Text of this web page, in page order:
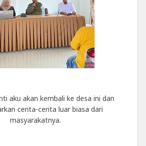
aku akan kembali ke desa ini dan
cerita-cerita luar biasa dari
masyarakatnya.